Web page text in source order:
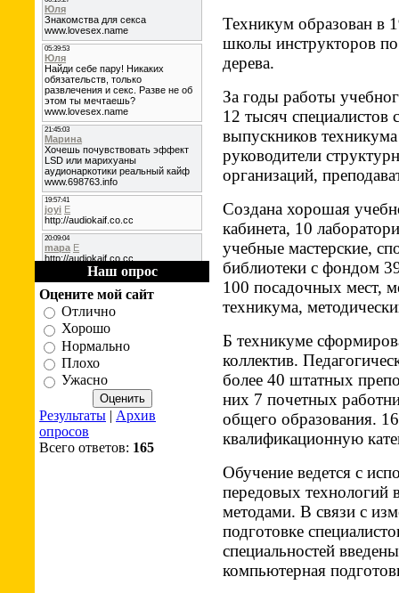
Наш опрос
Оцените мой сайт
Отлично
Хорошо
Нормально
Плохо
Ужасно
Результаты | Архив
опросов
Всего ответов: 165
Техникум образован в
школы инструкто­ров
дерева.
За годы работы
12 тысяч специа­листов
выпускников
руководители
организаций,
Создана хорошая
кабинета, 10
учебные мастерские,
библиотеки с фондом
100 посадочных мест,
техникума,
Б техникуме
коллектив.
более 40 штатных
них 7 почетных
общего образования.
квалификационную
Обучение ведется с
передовых технологий
методами. В связи с
подготовке
специальностей
компьютерная